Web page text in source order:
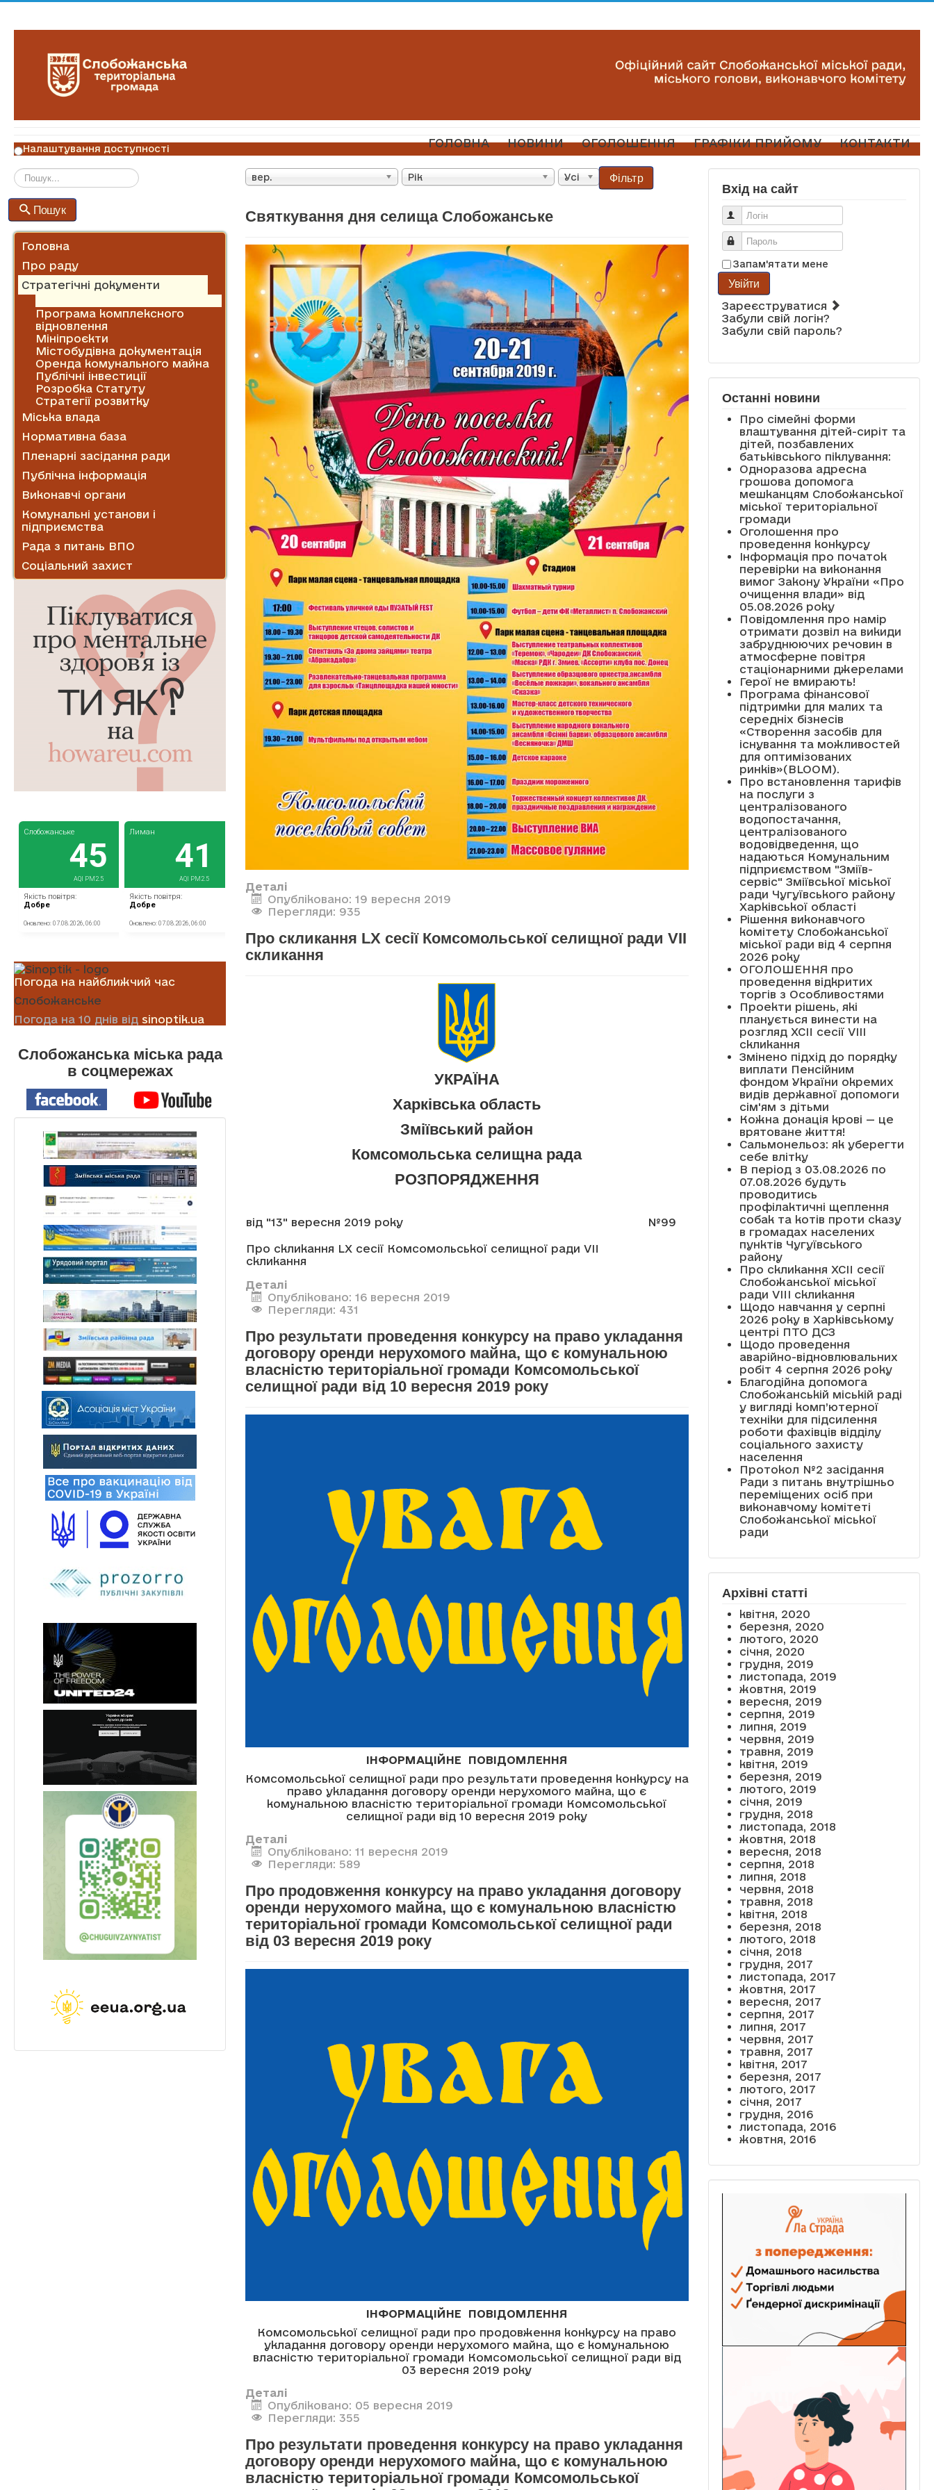
ГОЛОВНА НОВИНИ ОГОЛОШЕННЯ ГРАФІКИ ПРИЙОМУ КОНТАКТИ
Налаштування доступності
Пошук
Головна
Про раду
Стратегічні документи
Програма комплексного
відновлення
Мініпроєкти
Містобудівна документація
Оренда комунального майна
Публічні інвестиції
Розробка Статуту
Стратегії розвитку
Міська влада
Нормативна база
Пленарні засідання ради
Публічна інформація
Виконавчі органи
Комунальні установи і
підприємства
Рада з питань ВПО
Соціальний захист
Погода на найближчий час
Слобожанське
Погода на 10 днів від sinoptik.ua
Слобожанська міська рада
в соцмережах
вер. Рік Усі Фільтр
Святкування дня селища Слобожанське
Деталі
Опубліковано: 19 вересня 2019
Перегляди: 935
Про скликання LX сесії Комсомольської селищної ради VII
скликання
УКРАЇНА
Харківська область
Зміївський район
Комсомольська селищна рада
РОЗПОРЯДЖЕННЯ
від "13" вересня 2019 року №99
Про скликання LX сесії Комсомольської селищної ради VII
скликання
Деталі
Опубліковано: 16 вересня 2019
Перегляди: 431
Про результати проведення конкурсу на право укладання
договору оренди нерухомого майна, що є комунальною
власністю територіальної громади Комсомольської
селищної ради від 10 вересня 2019 року
ІНФОРМАЦІЙНЕ ПОВІДОМЛЕННЯ
Комсомольської селищної ради про результати проведення конкурсу на
право укладання договору оренди нерухомого майна, що є
комунальною власністю територіальної громади Комсомольської
селищної ради від 10 вересня 2019 року
Деталі
Опубліковано: 11 вересня 2019
Перегляди: 589
Про продовження конкурсу на право укладання договору
оренди нерухомого майна, що є комунальною власністю
територіальної громади Комсомольської селищної ради
від 03 вересня 2019 року
ІНФОРМАЦІЙНЕ ПОВІДОМЛЕННЯ
Комсомольської селищної ради про продовження конкурсу на право
укладання договору оренди нерухомого майна, що є комунальною
власністю територіальної громади Комсомольської селищної ради від
03 вересня 2019 року
Деталі
Опубліковано: 05 вересня 2019
Перегляди: 355
Про результати проведення конкурсу на право укладання
договору оренди нерухомого майна, що є комунальною
власністю територіальної громади Комсомольської
Вхід на сайт
Логін
Пароль
Запам'ятати мене
Увійти
Зареєструватися
Забули свій логін?
Забули свій пароль?
Останні новини
Про сімейні форми
влаштування дітей-сиріт та
дітей, позбавлених
батьківського піклування:
Одноразова адресна
грошова допомога
мешканцям Слобожанської
міської територіальної
громади
Оголошення про
проведення конкурсу
Інформація про початок
перевірки на виконання
вимог Закону України «Про
очищення влади» від
05.08.2026 року
Повідомлення про намір
отримати дозвіл на викиди
забруднюючих речовин в
атмосферне повітря
стаціонарними джерелами
Герої не вмирають!
Програма фінансової
підтримки для малих та
середніх бізнесів
«Створення засобів для
існування та можливостей
для оптимізованих
ринків»(BLOOM).
Про встановлення тарифів
на послуги з
централізованого
водопостачання,
централізованого
водовідведення, що
надаються Комунальним
підприємством "Зміїв-
сервіс" Зміївської міської
ради Чугуївського району
Харківської області
Рішення виконавчого
комітету Слобожанської
міської ради від 4 серпня
2026 року
ОГОЛОШЕННЯ про
проведення відкритих
торгів з Особливостями
Проекти рішень, які
планується винести на
розгляд XCII сесії VІІІ
скликання
Змінено підхід до порядку
виплати Пенсійним
фондом України окремих
видів державної допомоги
сім'ям з дітьми
Кожна донація крові — це
врятоване життя!
Сальмонельоз: як уберегти
себе влітку
В період з 03.08.2026 по
07.08.2026 будуть
проводитись
профілактичні щеплення
собак та котів проти сказу
в громадах населених
пунктів Чугуївського
району
Про скликання XCII сесії
Слобожанської міської
ради VIII скликання
Щодо навчання у серпні
2026 року в Харківському
центрі ПТО ДСЗ
Щодо проведення
аварійно-відновлювальних
робіт 4 серпня 2026 року
Благодійна допомога
Слобожанській міській раді
у вигляді комп’ютерної
техніки для підсилення
роботи фахівців відділу
соціального захисту
населення
Протокол №2 засідання
Ради з питань внутрішньо
переміщених осіб при
виконавчому комітеті
Слобожанської міської
ради
Архівні статті
квітня, 2020
березня, 2020
лютого, 2020
січня, 2020
грудня, 2019
листопада, 2019
жовтня, 2019
вересня, 2019
серпня, 2019
липня, 2019
червня, 2019
травня, 2019
квітня, 2019
березня, 2019
лютого, 2019
січня, 2019
грудня, 2018
листопада, 2018
жовтня, 2018
вересня, 2018
серпня, 2018
липня, 2018
червня, 2018
травня, 2018
квітня, 2018
березня, 2018
лютого, 2018
січня, 2018
грудня, 2017
листопада, 2017
жовтня, 2017
вересня, 2017
серпня, 2017
липня, 2017
червня, 2017
травня, 2017
квітня, 2017
березня, 2017
лютого, 2017
січня, 2017
грудня, 2016
листопада, 2016
жовтня, 2016